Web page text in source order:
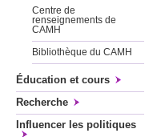
Centre de
renseignements de
CAMH
Bibliothèque du CAMH
Éducation et cours
Recherche
Influencer les politiques